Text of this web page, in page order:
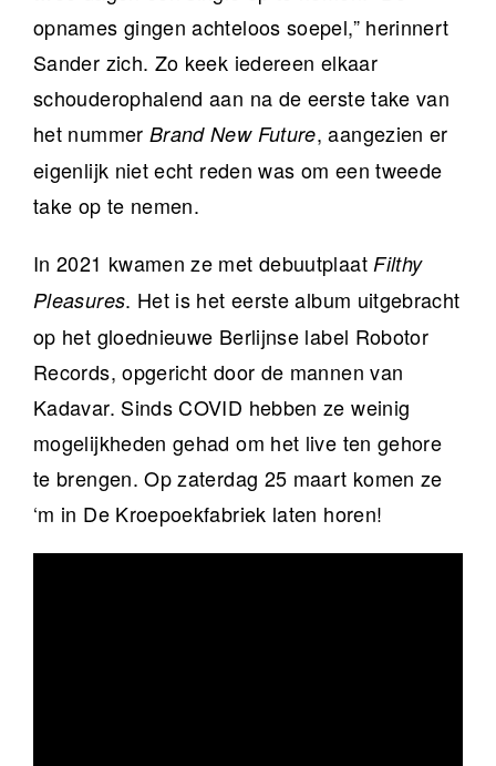
opnames gingen achteloos soepel,” herinnert
Sander zich. Zo keek iedereen elkaar
schouderophalend aan na de eerste take van
het nummer Brand New Future, aangezien er
eigenlijk niet echt reden was om een tweede
take op te nemen.
In 2021 kwamen ze met debuutplaat Filthy
Pleasures. Het is het eerste album uitgebracht
op het gloednieuwe Berlijnse label Robotor
Records, opgericht door de mannen van
Kadavar. Sinds COVID hebben ze weinig
mogelijkheden gehad om het live ten gehore
te brengen. Op zaterdag 25 maart komen ze
‘m in De Kroepoekfabriek laten horen!